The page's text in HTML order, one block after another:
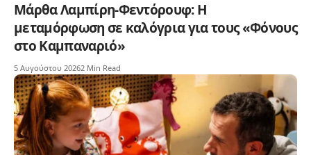
Μάρθα Λαμπίρη-Φεντόρουφ: Η
μεταμόρφωση σε καλόγρια για τους «Φόνους
στο Καμπαναριό»
5 Αυγούστου 20262 Min Read